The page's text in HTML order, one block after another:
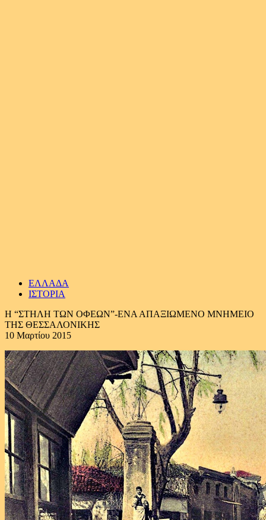
ΕΛΛΑΔΑ
ΙΣΤΟΡΙΑ
Η “ΣΤΗΛΗ ΤΩΝ ΟΦΕΩΝ”-ΕΝΑ ΑΠΑΞΙΩΜΕΝΟ ΜΝΗΜΕΙΟ
ΤΗΣ ΘΕΣΣΑΛΟΝΙΚΗΣ
10 Μαρτίου 2015